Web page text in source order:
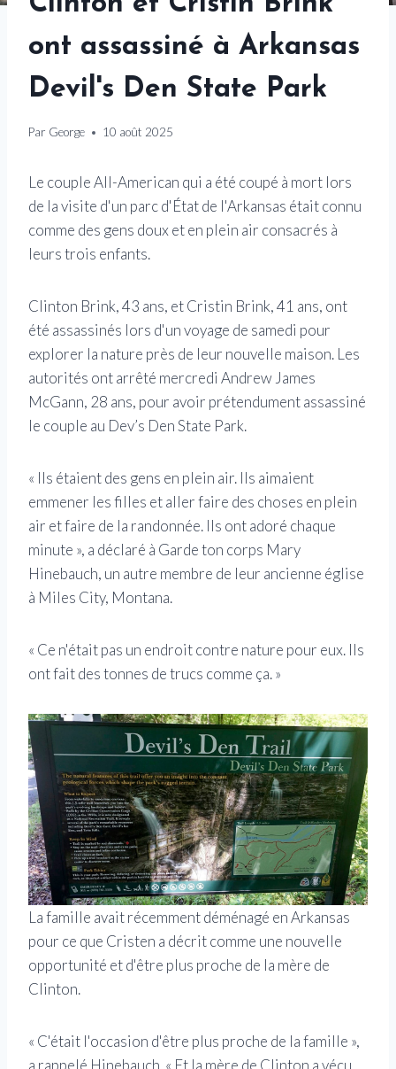
ont assassiné à Arkansas
Devil's Den State Park
Par George 10 août 2025
Le couple All-American qui a été coupé à mort lors
de la visite d'un parc d'État de l'Arkansas était connu
comme des gens doux et en plein air consacrés à
leurs trois enfants.
Clinton Brink, 43 ans, et Cristin Brink, 41 ans, ont
été assassinés lors d'un voyage de samedi pour
explorer la nature près de leur nouvelle maison. Les
autorités ont arrêté mercredi Andrew James
McGann, 28 ans, pour avoir prétendument assassiné
le couple au Dev’s Den State Park.
« Ils étaient des gens en plein air. Ils aimaient
emmener les filles et aller faire des choses en plein
air et faire de la randonnée. Ils ont adoré chaque
minute », a déclaré à Garde ton corps Mary
Hinebauch, un autre membre de leur ancienne église
à Miles City, Montana.
« Ce n'était pas un endroit contre nature pour eux. Ils
ont fait des tonnes de trucs comme ça. »
La famille avait récemment déménagé en Arkansas
pour ce que Cristen a décrit comme une nouvelle
opportunité et d'être plus proche de la mère de
Clinton.
« C'était l'occasion d'être plus proche de la famille »,
a rappelé Hinebauch. « Et la mère de Clinton a vécu